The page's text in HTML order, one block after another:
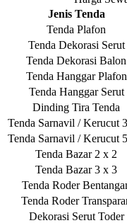
Jenis Tenda
Tenda Plafon
Tenda Dekorasi Serut
Tenda Dekorasi Balon
Tenda Hanggar Plafon
Tenda Hanggar Serut
Dinding Tira Tenda
Tenda Sarnavil / Kerucut
Tenda Sarnavil / Kerucut
Tenda Bazar 2 x 2
Tenda Bazar 3 x 3
Tenda Roder
Tenda Roder
Dekorasi Serut Toder